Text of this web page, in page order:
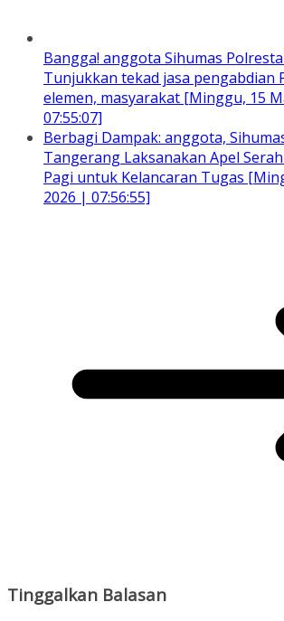
Bangga! anggota Sihumas
Tunjukkan tekad jasa pengabdian
elemen, masyarakat [Minggu, 15
07:55:07]
Berbagi Dampak: anggota,
Tangerang Laksanakan Apel
Pagi untuk Kelancaran Tugas
2026 | 07:56:55]
Tinggalkan Balasan